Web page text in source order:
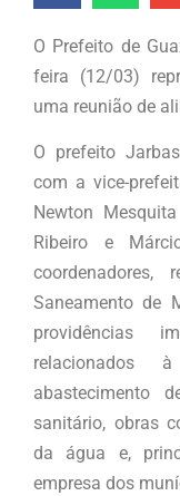
O Prefeito de
feira (12/03)
uma reunião de
O prefeito
com a vice-
Newton
Ribeiro e
coordenadores,
Saneamento de
providências
relacionados
abastecimento
sanitário, obras
da água e,
empresa dos